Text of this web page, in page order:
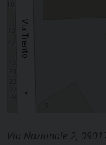
Via Nazionale 2,